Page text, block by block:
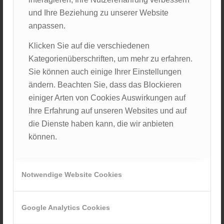
und Ihre Beziehung zu unserer Website
anpassen.
Klicken Sie auf die verschiedenen
Kategorienüberschriften, um mehr zu erfahren.
Sie können auch einige Ihrer Einstellungen
ändern. Beachten Sie, dass das Blockieren
einiger Arten von Cookies Auswirkungen auf
Ihre Erfahrung auf unseren Websites und auf
die Dienste haben kann, die wir anbieten
können.
Notwendige Website Cookies
Google Analytics Cookies
kam eine längere Mittagspause. Ich kam in den
Fluss sowie eine Spazierstrecke, die mich an mein
Heimatsdorf erinnerte und mich richtig gut
entspannen ließ.
anstehenden Sonokurs gehen. Ein superlieber Arzt
zeigte Amelie, einem Studenten aus Regensburg und
mir, wie ein gutes Abdomen-Sono gemacht wird.